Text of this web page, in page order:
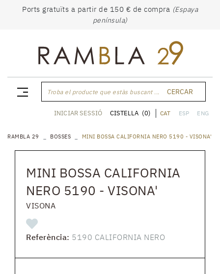
Ports gratuïts a partir de 150 € de compra (Espaya
península)
Troba el producte que estàs buscant ... CERCAR
CAT ESP ENG
INICIAR SESSIÓ CISTELLA (0)
RAMBLA 29 BOSSES MINI BOSSA CALIFORNIA NERO 5190 - VISONA'
MINI BOSSA CALIFORNIA
NERO 5190 - VISONA'
VISONA
Referència: 5190 CALIFORNIA NERO